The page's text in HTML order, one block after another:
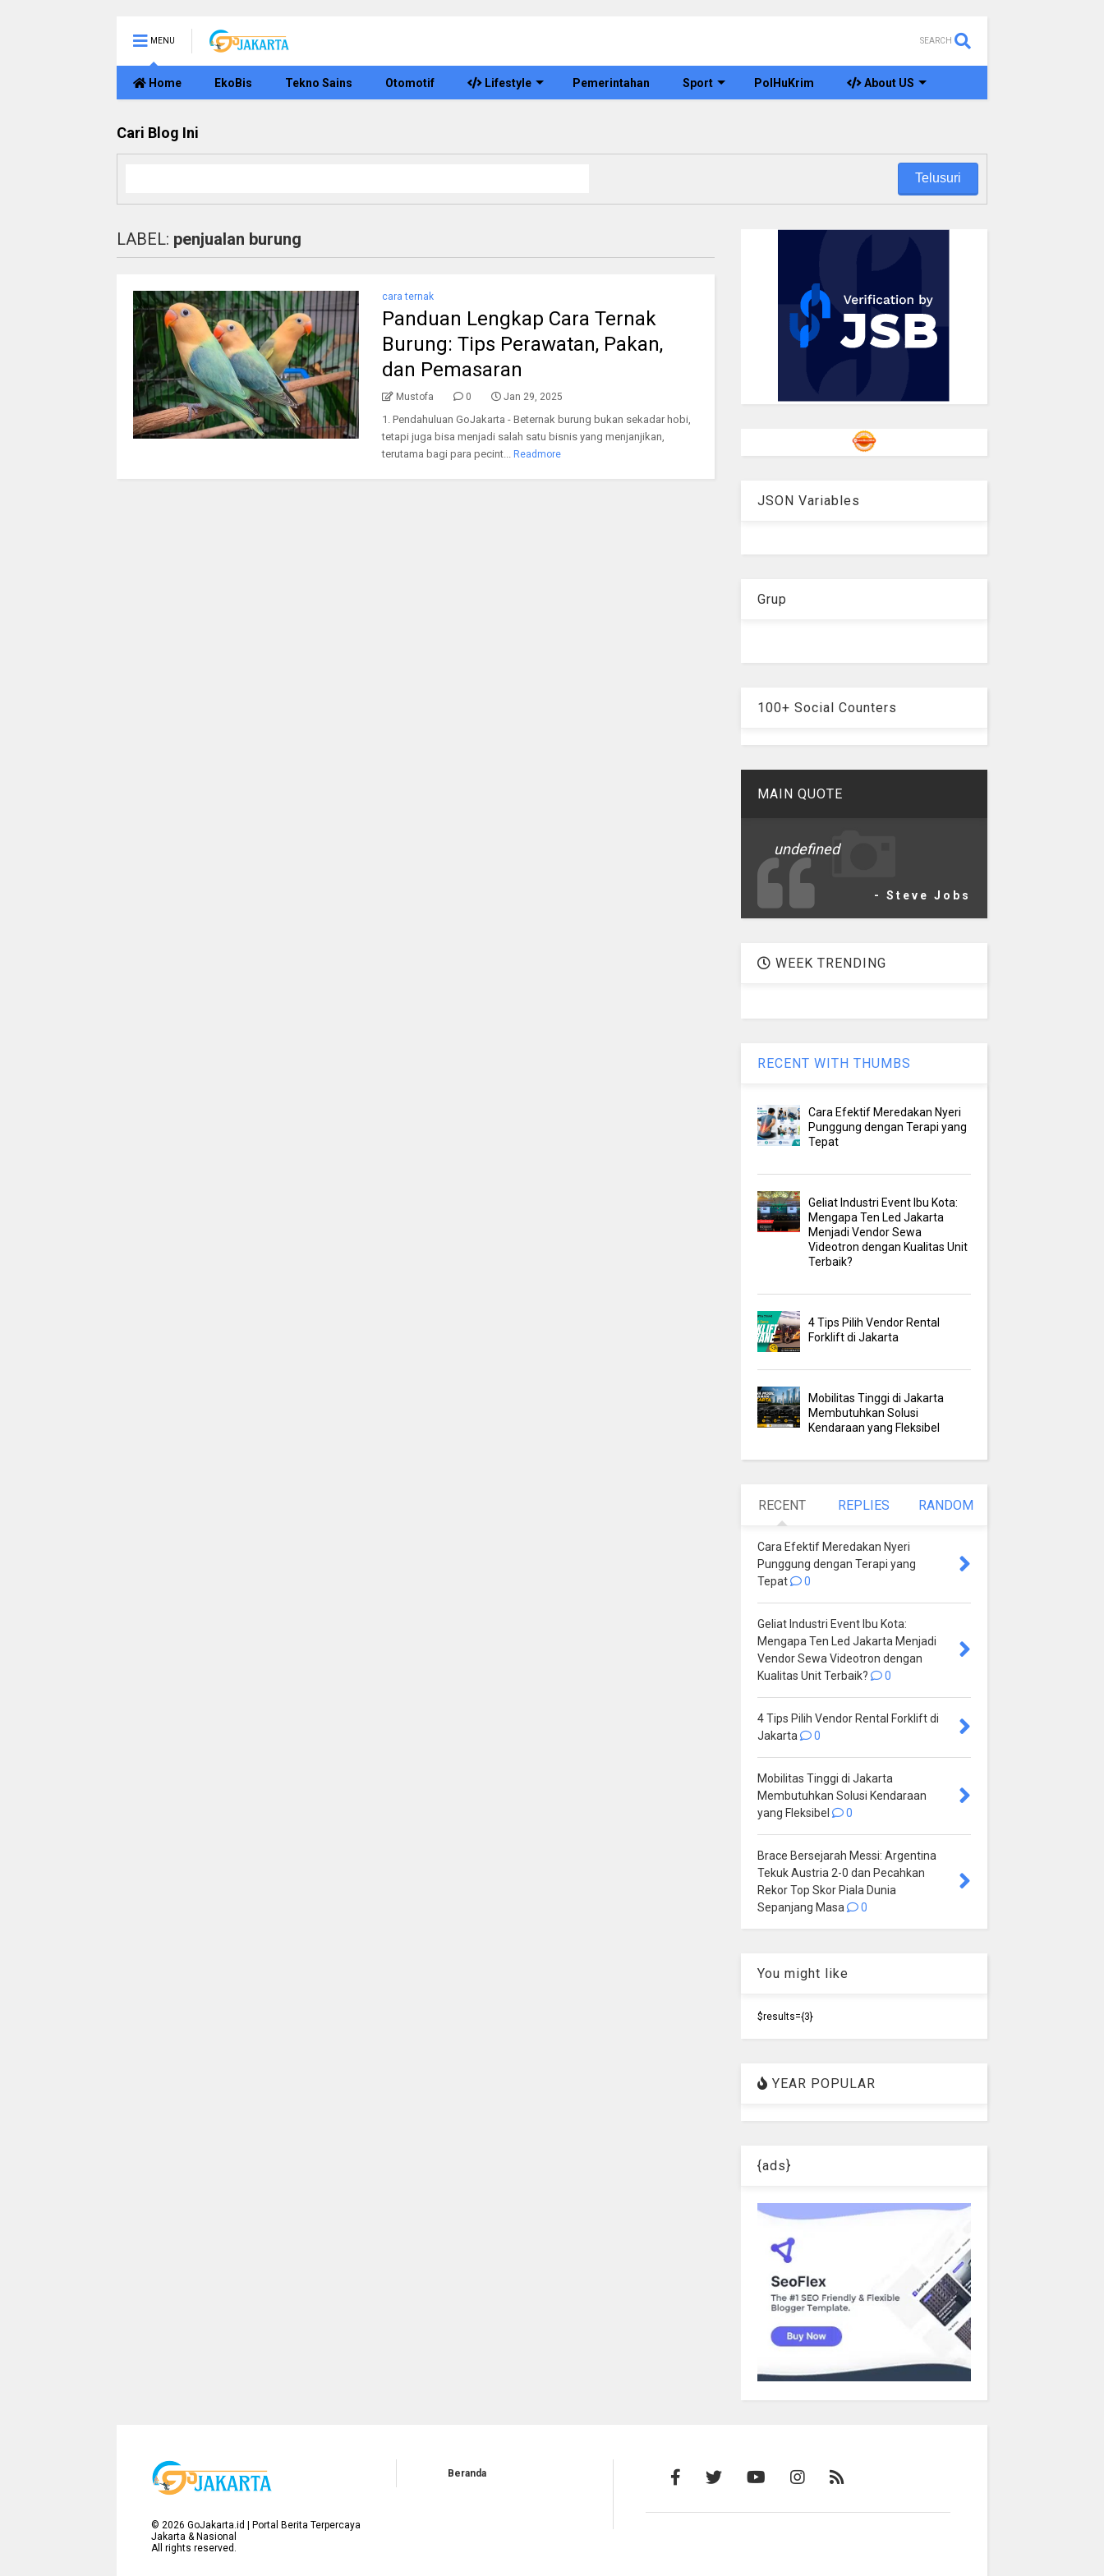
MENU SEARCH
Home EkoBis Tekno Sains Otomotif Lifestyle Pemerintahan Sport PolHuKrim About US
Cari Blog Ini
LABEL: penjualan burung
cara ternak
Panduan Lengkap Cara Ternak
Burung: Tips Perawatan, Pakan,
dan Pemasaran
Mustofa 0 Jan 29, 2025
1. Pendahuluan GoJakarta - Beternak burung bukan sekadar hobi,
tetapi juga bisa menjadi salah satu bisnis yang menjanjikan,
terutama bagi para pecint...
Readmore
JSON Variables
Grup
100+ Social Counters
MAIN QUOTE
undefined
- Steve Jobs
WEEK TRENDING
RECENT WITH THUMBS
Cara Efektif Meredakan Nyeri
Punggung dengan Terapi yang
Tepat
Geliat Industri Event Ibu Kota:
Mengapa Ten Led Jakarta
Menjadi Vendor Sewa
Videotron dengan Kualitas Unit
Terbaik?
4 Tips Pilih Vendor Rental
Forklift di Jakarta
Mobilitas Tinggi di Jakarta
Membutuhkan Solusi
Kendaraan yang Fleksibel
RECENT REPLIES RANDOM
Cara Efektif Meredakan Nyeri
Punggung dengan Terapi yang
Tepat
0
Geliat Industri Event Ibu Kota:
Mengapa Ten Led Jakarta Menjadi
Vendor Sewa Videotron dengan
Kualitas Unit Terbaik?
0
4 Tips Pilih Vendor Rental Forklift di
Jakarta
0
Mobilitas Tinggi di Jakarta
Membutuhkan Solusi Kendaraan
yang Fleksibel
0
Brace Bersejarah Messi: Argentina
Tekuk Austria 2-0 dan Pecahkan
Rekor Top Skor Piala Dunia
Sepanjang Masa
0
You might like
$results={3}
YEAR POPULAR
{ads}
©2026 GoJakarta.id | Portal Berita Terpercaya
Jakarta & Nasional
All rights reserved.
Beranda